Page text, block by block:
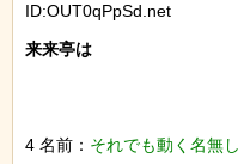
ID:OUT0qPpSd.net
来来亭は
4 名前： それでも動く名無し